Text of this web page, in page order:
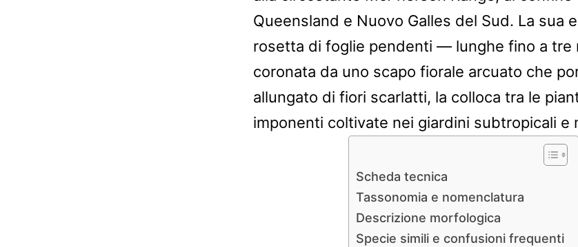
Queensland e Nuovo Galles del Sud. La sua
rosetta di foglie pendenti — lunghe fino a
coronata da uno scapo fiorale arcuato che
allungato di fiori scarlatti, la colloca tra le
imponenti coltivate nei giardini subtropicali e
Scheda tecnica
Tassonomia e nomenclatura
Descrizione morfologica
Specie simili e confusioni frequenti